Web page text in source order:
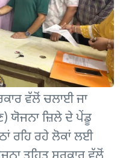
ਵੱਲੋਂ ਚਲਾਈ ਜਾ
ਯੋਜਨਾ ਜ਼ਿਲੇ ਦੇ ਪੇਂਡੂ
ਰਹਿ ਰਹੇ ਲੋਕਾਂ ਲਈ